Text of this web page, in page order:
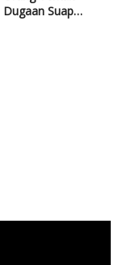
Dugaan Suap